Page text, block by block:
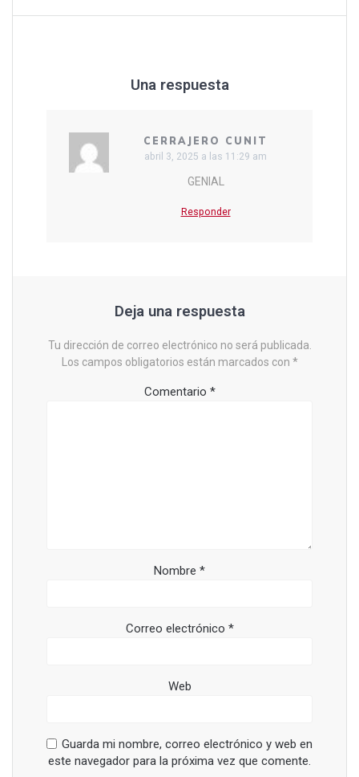
Una respuesta
CERRAJERO CUNIT
abril 3, 2025 a las 11:29 am
GENIAL
Responder
Deja una respuesta
Tu dirección de correo electrónico no será publicada.
Los campos obligatorios están marcados con *
Comentario *
Nombre *
Correo electrónico *
Web
Guarda mi nombre, correo electrónico y web en
este navegador para la próxima vez que comente.